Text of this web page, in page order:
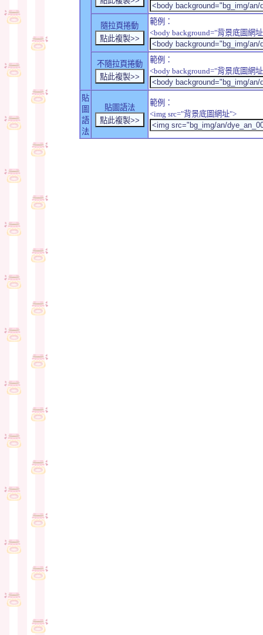
隨拉頁捲動
範例：
<body background="背景底圖網
不隨拉頁捲動
範例：
<body background="背景底圖網
貼
圖
語
法
貼圖語法
範例：
<img src="背景底圖網址">